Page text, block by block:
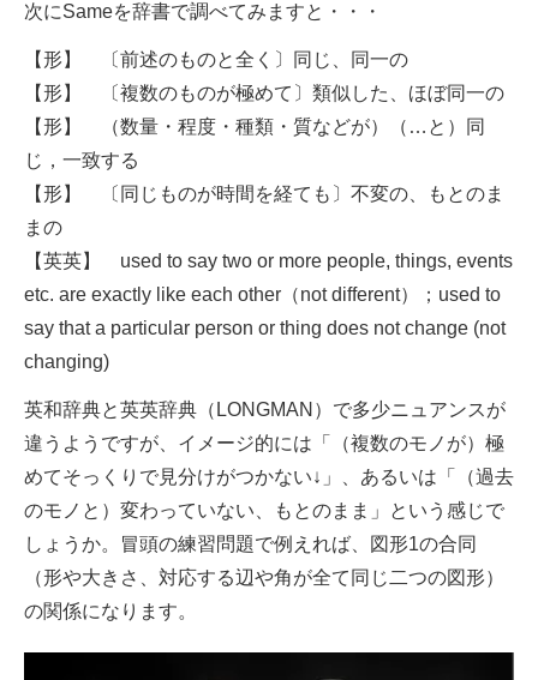
次にSameを辞書で調べてみますと・・・
【形】 〔前述のものと全く〕同じ、同一の
【形】 〔複数のものが極めて〕類似した、ほぼ同一の
【形】 （数量・程度・種類・質などが）（…と）同
じ，一致する
【形】 〔同じものが時間を経ても〕不変の、もとのま
まの
【英英】 used to say two or more people, things, events
etc. are exactly like each other（not different）；used to
say that a particular person or thing does not change (not
changing)
英和辞典と英英辞典（LONGMAN）で多少ニュアンスが
違うようですが、イメージ的には「（複数のモノが）極
めてそっくりで見分けがつかない↓」、あるいは「（過去
のモノと）変わっていない、もとのまま」という感じで
しょうか。冒頭の練習問題で例えれば、図形1の合同
（形や大きさ、対応する辺や角が全て同じ二つの図形）
の関係になります。